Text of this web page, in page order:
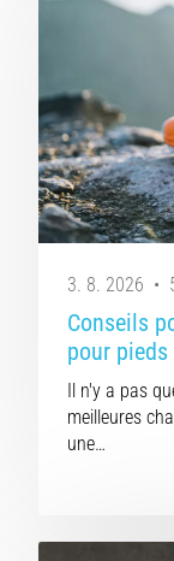
3. 8. 2026 •
Conseils
pour pieds
Il n'y a pas
meilleures
une…